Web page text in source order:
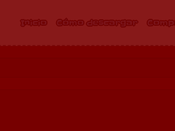
Inicio Cómo descargar